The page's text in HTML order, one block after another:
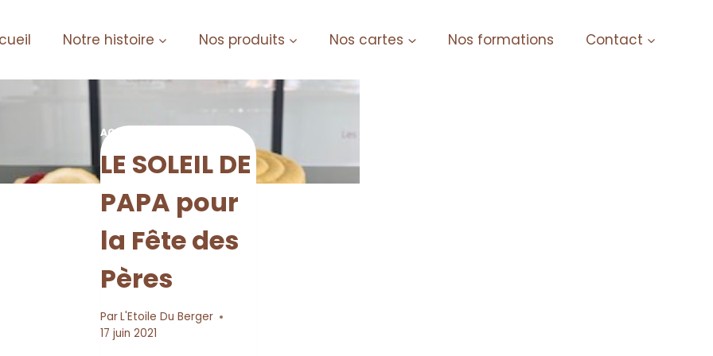
Notre histoire Nos produits Nos cartes Nos formations Contact
ACTUALITES-JOURNAL
LE SOLEIL DE
PAPA pour
la Fête des
Pères
ParL'Etoile Du Berger
17 juin 2021